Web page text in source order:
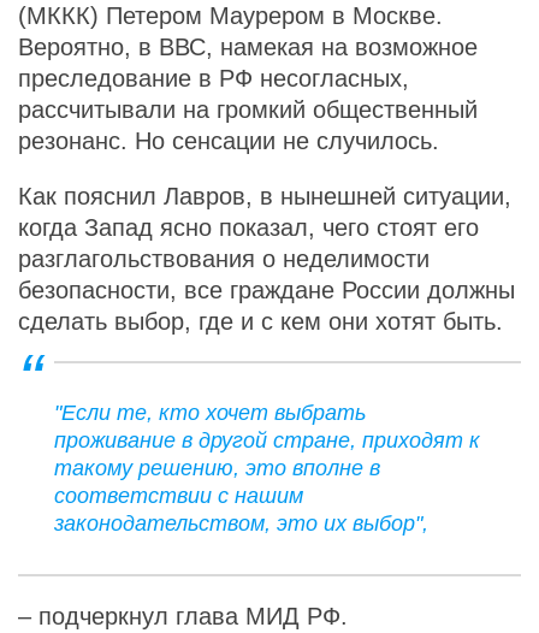
(МККК) Петером Маурером в Москве.
Вероятно, в ВВС, намекая на возможное
преследование в РФ несогласных,
рассчитывали на громкий общественный
резонанс. Но сенсации не случилось.
Как пояснил Лавров, в нынешней ситуации,
когда Запад ясно показал, чего стоят его
разглагольствования о неделимости
безопасности, все граждане России должны
сделать выбор, где и с кем они хотят быть.
"Если те, кто хочет выбрать
проживание в другой стране, приходят к
такому решению, это вполне в
соответствии с нашим
законодательством, это их выбор",
– подчеркнул глава МИД РФ.